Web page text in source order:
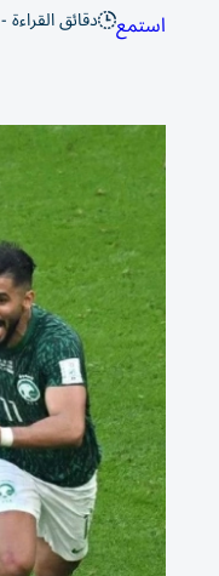
استمع دقائق القراءة - 3